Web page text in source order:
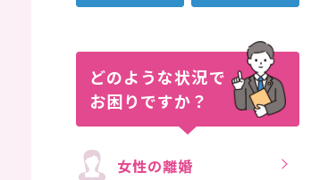
どのような状況で
お困りですか？
女性の離婚